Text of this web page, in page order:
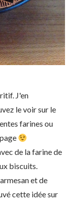
J'en
le voir sur le
farines ou
de la farine de
biscuits.
et de
cette idée sur